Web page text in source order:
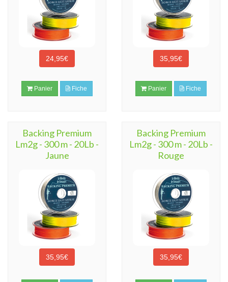
24,95€
Panier Fiche
35,95€
Panier Fiche
Backing Premium
Lm2g - 300 m - 20Lb -
Jaune
35,95€
Backing Premium
Lm2g - 300 m - 20Lb -
Rouge
35,95€